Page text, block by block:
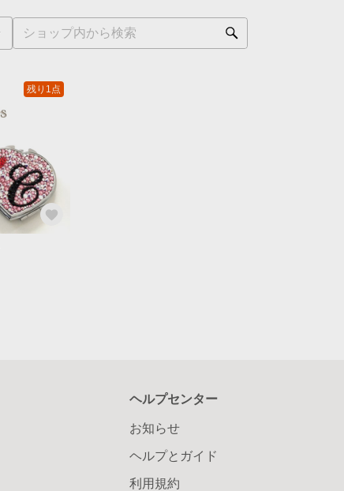
残り1点
ヘルプセンター
お知らせ
ヘルプとガイド
利用規約